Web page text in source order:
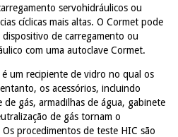
servohidráulicos ou
cíclicas mais altas. O Cormet pode
de carregamento ou
com uma autoclave Cormet.
um recipiente de vidro no qual os
os acessórios, incluindo
gás, armadilhas de água, gabinete
de gás tornam o
Os procedimentos de teste HIC são